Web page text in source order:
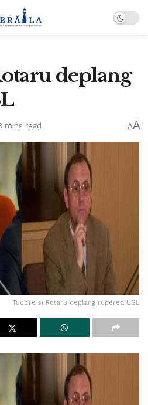
deplang
mins read AA
Tudose si Rotaru deplang ruperea USL